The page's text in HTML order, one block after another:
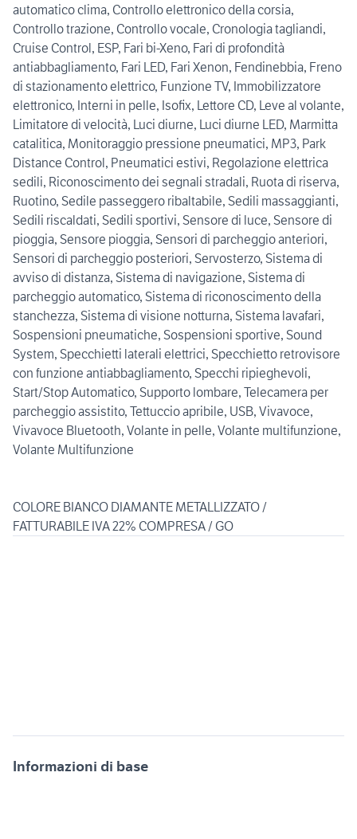
automatico clima, Controllo elettronico della corsia,
Controllo trazione, Controllo vocale, Cronologia tagliandi,
Cruise Control, ESP, Fari bi-Xeno, Fari di profondità
antiabbagliamento, Fari LED, Fari Xenon, Fendinebbia, Freno
di stazionamento elettrico, Funzione TV, Immobilizzatore
elettronico, Interni in pelle, Isofix, Lettore CD, Leve al volante,
Limitatore di velocità, Luci diurne, Luci diurne LED, Marmitta
catalitica, Monitoraggio pressione pneumatici, MP3, Park
Distance Control, Pneumatici estivi, Regolazione elettrica
sedili, Riconoscimento dei segnali stradali, Ruota di riserva,
Ruotino, Sedile passeggero ribaltabile, Sedili massaggianti,
Sedili riscaldati, Sedili sportivi, Sensore di luce, Sensore di
pioggia, Sensore pioggia, Sensori di parcheggio anteriori,
Sensori di parcheggio posteriori, Servosterzo, Sistema di
avviso di distanza, Sistema di navigazione, Sistema di
parcheggio automatico, Sistema di riconoscimento della
stanchezza, Sistema di visione notturna, Sistema lavafari,
Sospensioni pneumatiche, Sospensioni sportive, Sound
System, Specchietti laterali elettrici, Specchietto retrovisore
con funzione antiabbagliamento, Specchi ripieghevoli,
Start/Stop Automatico, Supporto lombare, Telecamera per
parcheggio assistito, Tettuccio apribile, USB, Vivavoce,
Vivavoce Bluetooth, Volante in pelle, Volante multifunzione,
Volante Multifunzione
COLORE BIANCO DIAMANTE METALLIZZATO /
FATTURABILE IVA 22% COMPRESA / GO
Informazioni di base